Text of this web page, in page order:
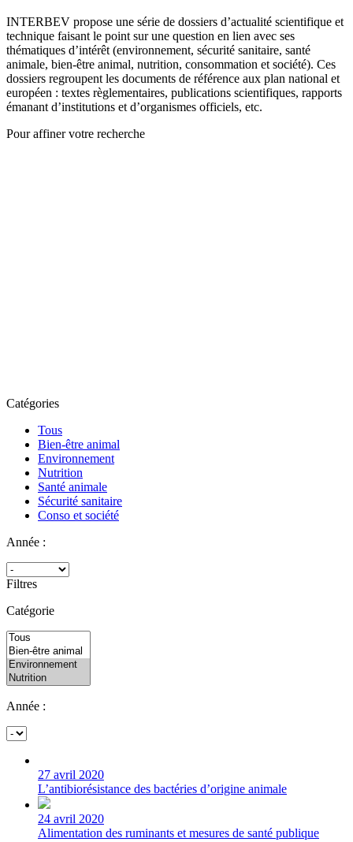
INTERBEV propose une série de dossiers d’actualité scientifique et
technique faisant le point sur une question en lien avec ses
thématiques d’intérêt (environnement, sécurité sanitaire, santé
animale, bien-être animal, nutrition, consommation et société). Ces
dossiers regroupent les documents de référence aux plan national et
européen : textes règlementaires, publications scientifiques, rapports
émanant d’institutions et d’organismes officiels, etc.
Pour affiner votre recherche
Catégories
Tous
Bien-être animal
Environnement
Nutrition
Santé animale
Sécurité sanitaire
Conso et société
Année :
Filtres
Catégorie
Année :
27 avril 2020
L’antibiorésistance des bactéries d’origine animale
24 avril 2020
Alimentation des ruminants et mesures de santé publique